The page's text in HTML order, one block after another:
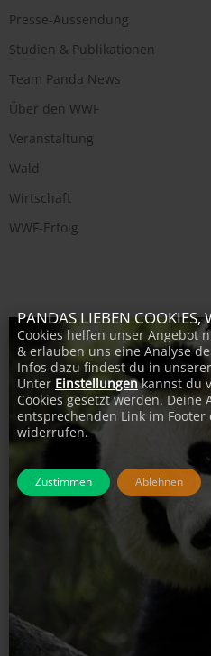
Presse-Aussendung
Studien & Publikationen
Team Panda News
Über den WWF
Veranstaltung
Wald
Wirtschaft
WWF-Erfolg
PANDAS LIEBEN COOKIES,
Cookies helfen unser Angebot
& erlauben uns eine Analyse
Infos dazu findest du in
Unter Einstellungen kannst du
Cookies gesetzt werden.
entsprechenden Link im
widerrufen.
Zustimmen Ablehnen